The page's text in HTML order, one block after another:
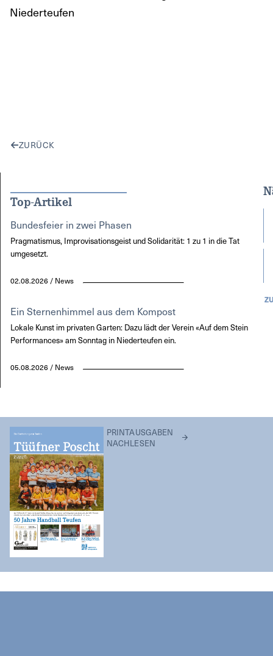
Niederteufen
ZURÜCK
Top-Artikel
Bundesfeier in zwei Phasen
Pragmatismus, Improvisationsgeist und Solidarität: 1 zu 1 in die Tat
umgesetzt.
02.08.2026 / News
Ein Sternenhimmel aus dem Kompost
Lokale Kunst im privaten Garten: Dazu lädt der Verein «Auf dem Stein
Performances» am Sonntag in Niederteufen ein.
05.08.2026 / News
PRINTAUSGABEN
NACHLESEN